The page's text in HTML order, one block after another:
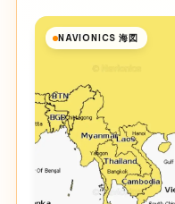
NAVIONICS 海図